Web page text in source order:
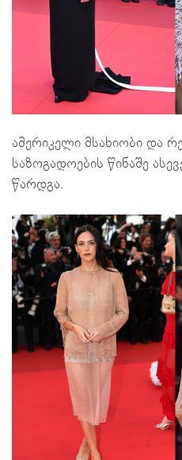
ამერიკელი მსახიობი და
საზოგადოების წინაშე
წარდგა.